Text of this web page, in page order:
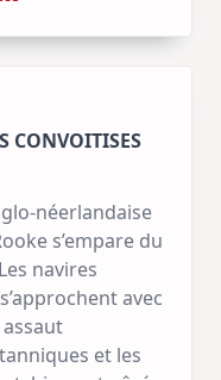
CONVOITISES
néerlandaise
s’empare du
navires
avec
et les